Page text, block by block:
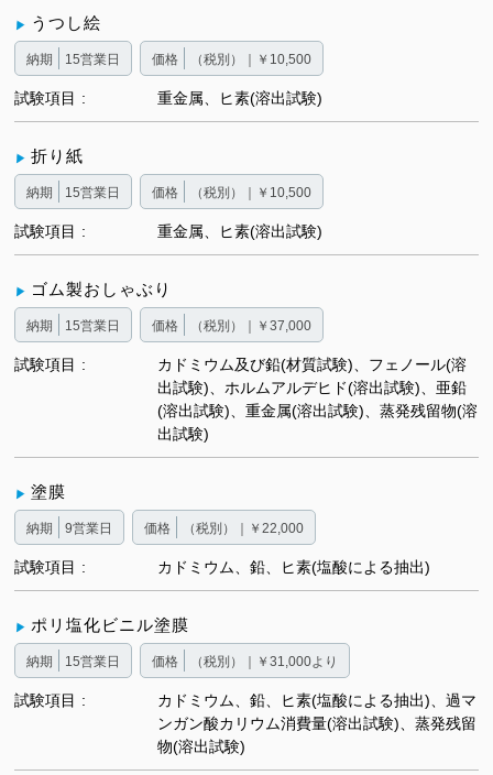
うつし絵
納期 15営業日 価格 （税別）｜￥10,500
試験項目 重金属、ヒ素(溶出試験)
折り紙
納期 15営業日 価格 （税別）｜￥10,500
試験項目 重金属、ヒ素(溶出試験)
ゴム製おしゃぶり
納期 15営業日 価格 （税別）｜￥37,000
試験項目
カドミウム及び鉛(材質試験)、フェノール(溶
出試験)、ホルムアルデヒド(溶出試験)、亜鉛
(溶出試験)、重金属(溶出試験)、蒸発残留物(溶
出試験)
塗膜
納期 9営業日 価格 （税別）｜￥22,000
試験項目 カドミウム、鉛、ヒ素(塩酸による抽出)
ポリ塩化ビニル塗膜
納期 15営業日 価格 （税別）｜￥31,000より
試験項目
カドミウム、鉛、ヒ素(塩酸による抽出)、過マ
ンガン酸カリウム消費量(溶出試験)、蒸発残留
物(溶出試験)